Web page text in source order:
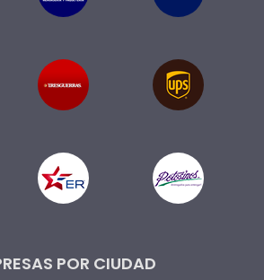
POR CIUDAD